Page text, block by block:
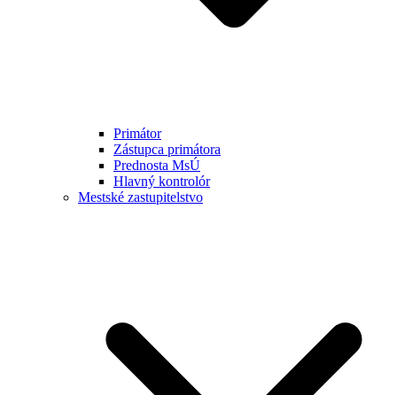
Primátor
Zástupca primátora
Prednosta MsÚ
Hlavný kontrolór
Mestské zastupitelstvo